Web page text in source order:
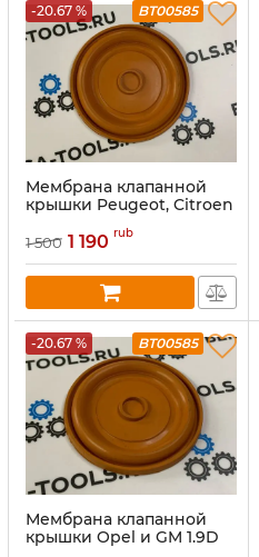
-20.67 % BT00585
Мембрана клапанной
крышки Peugeot, Citroen
1 500 1 190 rub
-20.67 % BT00585
Мембрана клапанной
крышки Opel и GM 1.9D